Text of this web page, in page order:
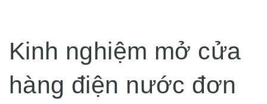
Kinh nghiệm mở cửa
hàng điện nước đơn